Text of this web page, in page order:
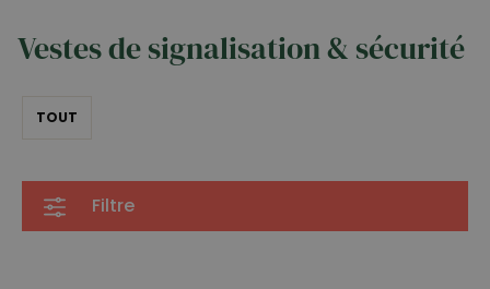
Vestes de signalisation & sécurité
TOUT
Filtre